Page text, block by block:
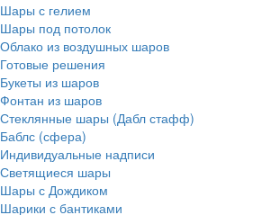
Шары с гелием
Шары под потолок
Облако из воздушных шаров
Готовые решения
Букеты из шаров
Фонтан из шаров
Стеклянные шары (Дабл стафф)
Баблс (сфера)
Индивидуальные надписи
Светящиеся шары
Шары с Дождиком
Шарики с бантиками